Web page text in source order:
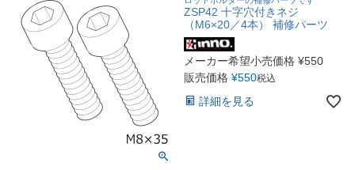
ZSP42 十字穴付きネジ
（M6×20／4本） 補修パーツ
メーカー希望小売価格 ¥550
販売価格 ¥550税込
詳細を見る